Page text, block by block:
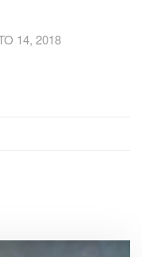
14, 2018